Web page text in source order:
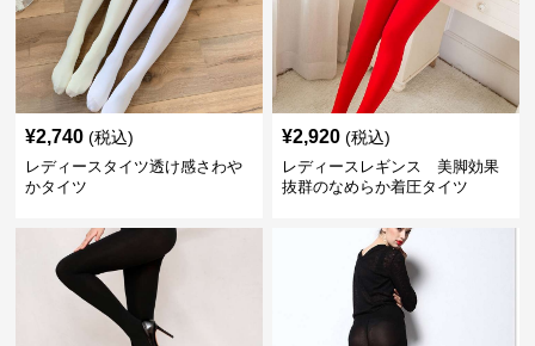
¥2,740 (税込)
レディースタイツ透け感さわや
かタイツ
¥2,920 (税込)
レディースレギンス 美脚効果
抜群のなめらか着圧タイツ